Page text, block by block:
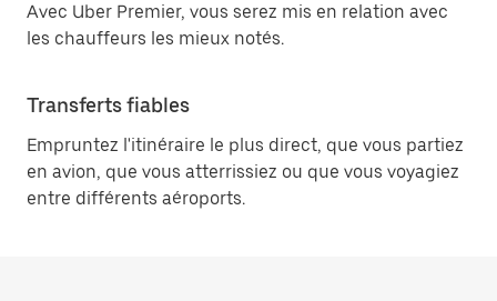
Avec Uber Premier, vous serez mis en relation avec
les chauffeurs les mieux notés.
Transferts fiables
Empruntez l'itinéraire le plus direct, que vous partiez
en avion, que vous atterrissiez ou que vous voyagiez
entre différents aéroports.